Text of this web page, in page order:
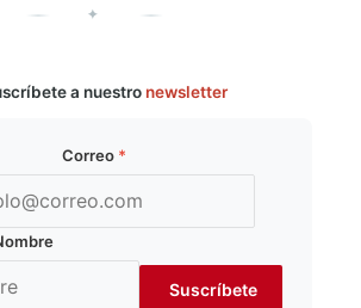
✦
a nuestro newsletter
Correo *